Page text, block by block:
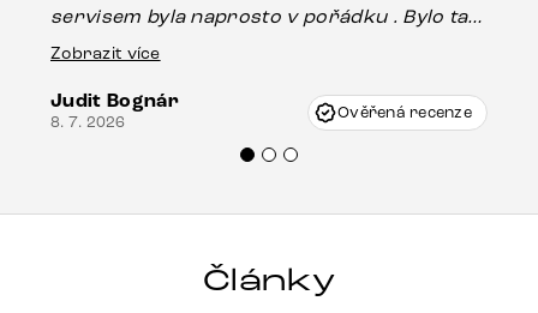
servisem byla naprosto v pořádku . Bylo tam
drobné poškození u nohy stolu, které mohlo
Vincze mi velmi korektně vyšli vstříc.
Doporučuji produkty Delife všem.“
Zobrazit více
Judit Bognár
8. 7. 2026 Ověřená recenze
Články